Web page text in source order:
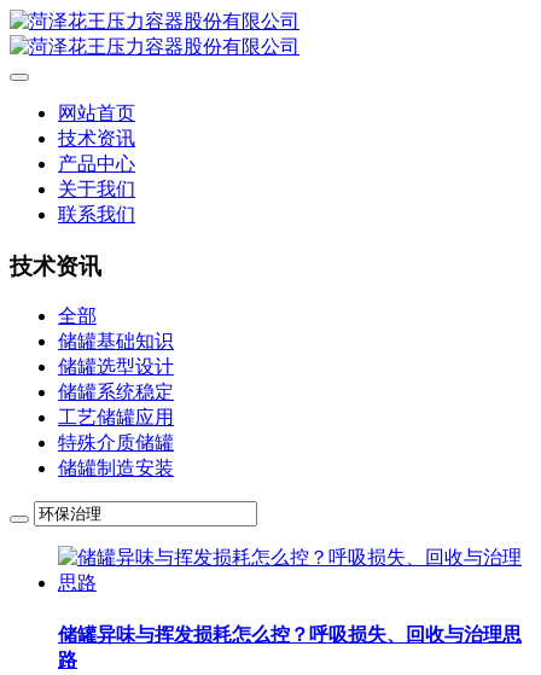
网站首页
技术资讯
产品中心
关于我们
联系我们
技术资讯
全部
储罐基础知识
储罐选型设计
储罐系统稳定
工艺储罐应用
特殊介质储罐
储罐制造安装
储罐异味与挥发损耗怎么控？呼吸损失、回收与治理思
路